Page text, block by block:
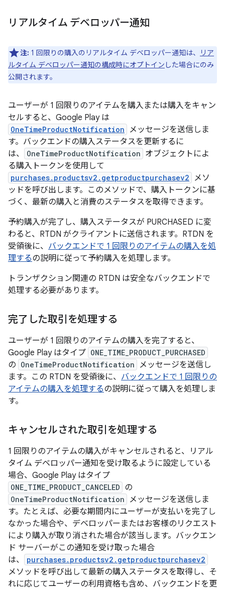
リアルタイム デベロッパー通知
注: 1 回限りの購入のリアルタイム デベロッパー通知は、
リア
ルタイム デベロッパー通知の構成時にオプトイン した場合にのみ
公開されます。
ユーザーが 1 回限りのアイテムを購入または購入をキャン
セルすると、Google Play は
OneTimeProductNotification
メッセージを送信しま
す。バックエンドの購入ステータスを更新するに
は、
OneTimeProductNotification オブジェクトによ
る購入トークンを使用して
purchases.productsv2.getproductpurchasev2
メソ
ッドを呼び出します。このメソッドで、購入トークンに基
づく、最新の購入と消費のステータスを取得できます。
予約購入が完了し、購入ステータスが PURCHASED に変
わると、RTDN がクライアントに送信されます。RTDN を
受領後に、 バックエンドで 1 回限りのアイテムの購入を処
理するの説明に従って予約購入を処理します。
トランザクション関連の RTDN は安全なバックエンドで
処理する必要があります。
完了した取引を処理する
ユーザーが 1 回限りのアイテムの購入を完了すると、
Google Play はタイプ ONE_TIME_PRODUCT_PURCHASED
の OneTimeProductNotification
メッセージを送信し
ます。この RTDN を受領後に、 バックエンドで 1 回限りの
アイテムの購入を処理するの説明に従って購入を処理しま
す。
キャンセルされた取引を処理する
1 回限りのアイテムの購入がキャンセルされると、リアル
タイム デベロッパー通知を受け取るように設定している
場合、Google Play はタイプ
ONE_TIME_PRODUCT_CANCELED の
OneTimeProductNotification
メッセージを送信しま
す。たとえば、必要な期間内にユーザーが支払いを完了し
なかった場合や、デベロッパーまたはお客様のリクエスト
により購入が取り消された場合が該当します。バックエン
ド サーバーがこの通知を受け取った場合
は、
purchases.productsv2.getproductpurchasev2
メソッドを呼び出して最新の購入ステータスを取得し、そ
れに応じてユーザーの利用資格も含め、バックエンドを更